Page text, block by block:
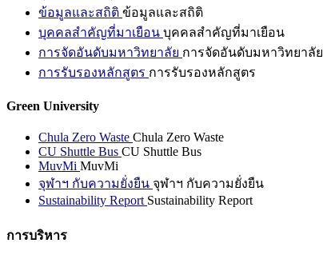
ข้อมูลและสถิติ ข้อมูลและสถิติ
บุคคลสำคัญที่มาเยือน บุคคลสำคัญที่มาเยือน
การจัดอันดับมหาวิทยาลัย การจัดอันดับมหาวิทยาลัย
การรับรองหลักสูตร การรับรองหลักสูตร
Green University
Chula Zero Waste Chula Zero Waste
CU Shuttle Bus CU Shuttle Bus
MuvMi MuvMi
จุฬาฯ กับความยั่งยืน จุฬาฯ กับความยั่งยืน
Sustainability Report Sustainability Report
การบริหาร